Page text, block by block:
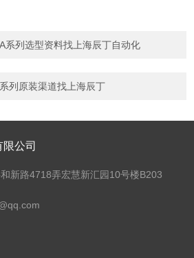
系列选型资料找上海辰丁自动化
列原装渠道找上海辰丁
限公司
新路4718弄宏慧新汇园10号楼B203